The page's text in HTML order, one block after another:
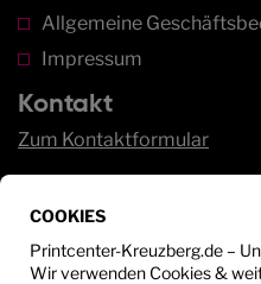
Allgemeine
Impressum
Kontakt
Zum Kontaktformular
Sie haben Fragen?
Wir beraten Sie gerne unter:
COOKIES
Printcenter-Kreuzberg.de –
Wir verwenden Cookies &